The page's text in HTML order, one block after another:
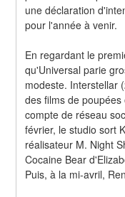
une déclaration
pour l'année à venir.
En regardant le
qu'Universal parie
modeste. Interstellar
des films de
compte de réseau
février, le studio sort
réalisateur M. Night
Cocaine Bear
Puis, à la mi-avril,